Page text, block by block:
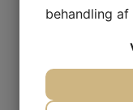
behandling